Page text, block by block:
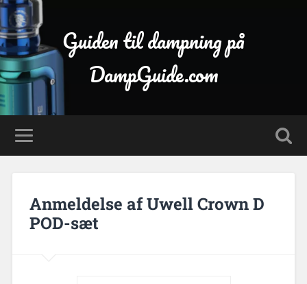
Guiden til dampning på
DampGuide.com
Anmeldelse af Uwell Crown D
POD-sæt